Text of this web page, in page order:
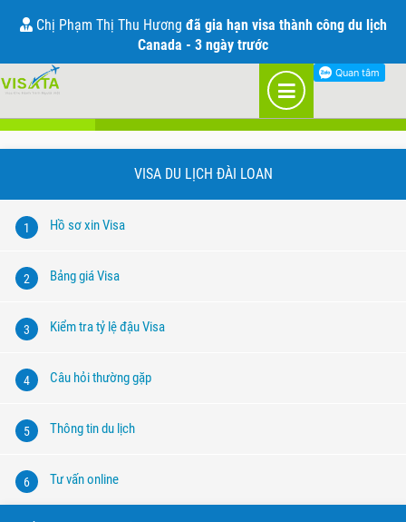
Visa đi Đài Loan
Visa thăm thân
VISA DU LỊCH ĐÀI LOAN
1 Hồ sơ xin Visa
2 Bảng giá Visa
3 Kiểm tra tỷ lệ đậu Visa
4 Câu hỏi thường gặp
5 Thông tin du lịch
6 Tư vấn online
Chị Phạm Thị Thu Hương đã gia hạn visa thành công du lịch
Canada - 3 ngày trước